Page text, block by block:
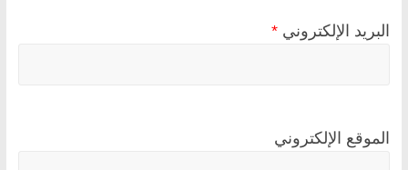
البريد الإلكتروني *
الموقع الإلكتروني